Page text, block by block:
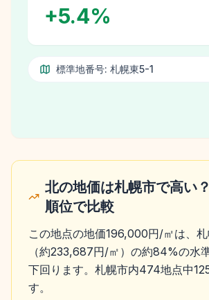
+5.4%
標準地番号: 札幌東5-1
北の地価は札幌市で高い
順位で比較
この地点の地価196,000円/㎡は、
（約233,687円/㎡）の約84%の水
下回ります。札幌市内474地点中
す。